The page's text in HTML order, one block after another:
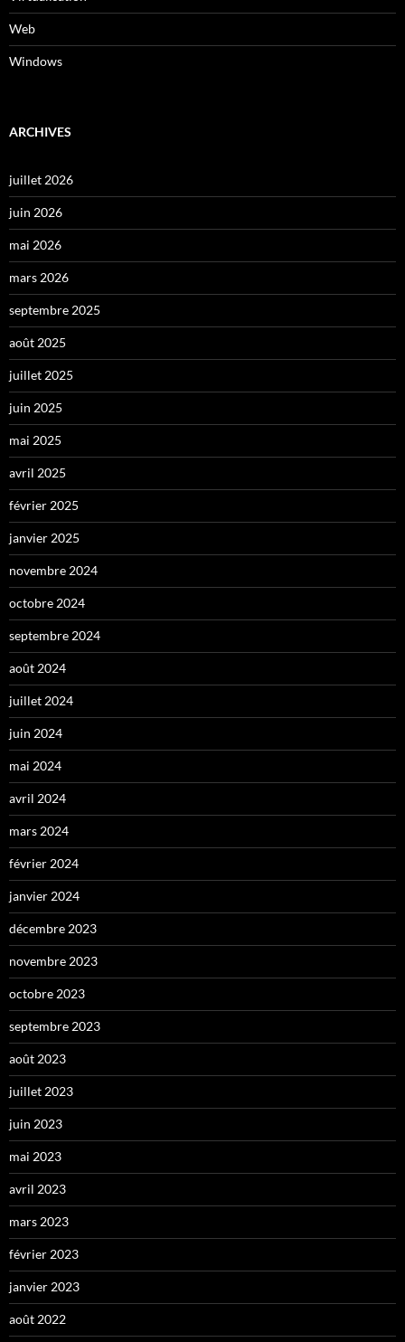
Web
Windows
ARCHIVES
juillet 2026
juin 2026
mai 2026
mars 2026
septembre 2025
août 2025
juillet 2025
juin 2025
mai 2025
avril 2025
février 2025
janvier 2025
novembre 2024
octobre 2024
septembre 2024
août 2024
juillet 2024
juin 2024
mai 2024
avril 2024
mars 2024
février 2024
janvier 2024
décembre 2023
novembre 2023
octobre 2023
septembre 2023
août 2023
juillet 2023
juin 2023
mai 2023
avril 2023
mars 2023
février 2023
janvier 2023
août 2022